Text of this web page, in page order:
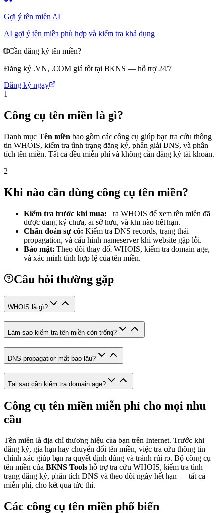
Gợi ý tên miền AI
AI gợi ý tên miền phù hợp và kiểm tra khả dụng
🌐Cần đăng ký tên miền?
Đăng ký .VN, .COM giá tốt tại BKNS — hỗ trợ 24/7
Đăng ký ngay
1
Công cụ tên miền là gì?
Danh mục Tên miền bao gồm các công cụ giúp bạn tra cứu thông
tin WHOIS, kiểm tra tình trạng đăng ký, phân giải DNS, và phân
tích tên miền. Tất cả đều miễn phí và không cần đăng ký tài khoản.
2
Khi nào cần dùng công cụ tên miền?
Kiểm tra trước khi mua: Tra WHOIS để xem tên miền đã
được đăng ký chưa, ai sở hữu, và khi nào hết hạn.
Chẩn đoán sự cố: Kiểm tra DNS records, trạng thái
propagation, và cấu hình nameserver khi website gặp lỗi.
Bảo mật: Theo dõi thay đổi WHOIS, kiểm tra domain age,
và xác minh tính hợp lệ của tên miền.
Câu hỏi thường gặp
WHOIS là gì?
Làm sao kiểm tra tên miền còn trống?
DNS propagation mất bao lâu?
Tại sao cần kiểm tra domain age?
Công cụ tên miền miễn phí cho mọi nhu
cầu
Tên miền là địa chỉ thương hiệu của bạn trên Internet. Trước khi
đăng ký, gia hạn hay chuyển đổi tên miền, việc tra cứu thông tin
chính xác giúp bạn ra quyết định đúng và tránh rủi ro. Bộ công cụ
tên miền của BKNS Tools hỗ trợ tra cứu WHOIS, kiểm tra tình
trạng đăng ký, phân tích DNS và theo dõi ngày hết hạn — tất cả
miễn phí, cho kết quả tức thì.
Các công cụ tên miền phổ biến